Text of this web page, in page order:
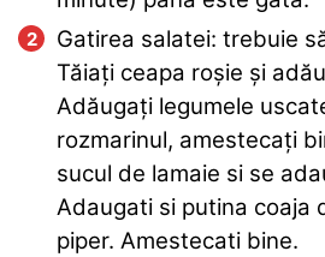
Gatirea salatei: trebuie
Tăiați ceapa roșie și
Adăugați legumele
rozmarinul, amestecați
sucul de lamaie si se
Adaugati si putina coaja
piper. Amestecati bine.